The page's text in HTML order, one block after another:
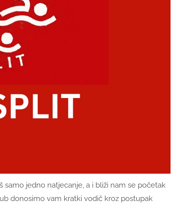
samo jedno natjecanje, a i bliži nam se početak
donosimo vam kratki vodič kroz postupak